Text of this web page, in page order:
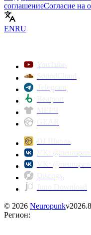
соглашениеСогласие на
ENRU
© 2026 Neuropunkv
Регион: